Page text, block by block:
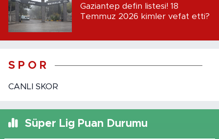
Gaziantep defin listesi! 18
Temmuz 2026 kimler vefat etti?
S P O R
CANLI SKOR
Süper Lig Puan Durumu